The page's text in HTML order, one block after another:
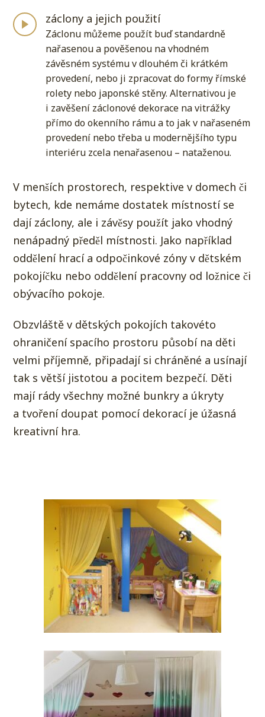
záclony a jejich použití
Záclonu můžeme použít buď standardně
nařasenou a pověšenou na vhodném
závěsném systému v dlouhém či krátkém
provedení, nebo ji zpracovat do formy římské
rolety nebo japonské stěny. Alternativou je
i zavěšení záclonové dekorace na vitrážky
přímo do okenního rámu a to jak v nařaseném
provedení nebo třeba u modernějšího typu
interiéru zcela nenařasenou – nataženou.
V menších prostorech, respektive v domech či
bytech, kde nemáme dostatek místností se
dají záclony, ale i závěsy použít jako vhodný
nenápadný předěl místnosti. Jako například
oddělení hrací a odpočinkové zóny v dětském
pokojíčku nebo oddělení pracovny od ložnice či
obývacího pokoje.
Obzvláště v dětských pokojích takovéto
ohraničení spacího prostoru působí na děti
velmi příjemně, připadají si chráněné a usínají
tak s větší jistotou a pocitem bezpečí. Děti
mají rády všechny možné bunkry a úkryty
a tvoření doupat pomocí dekorací je úžasná
kreativní hra.